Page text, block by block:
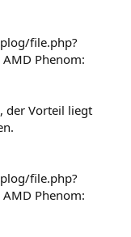
file.php?
Phenom:
der Vorteil liegt
file.php?
Phenom: